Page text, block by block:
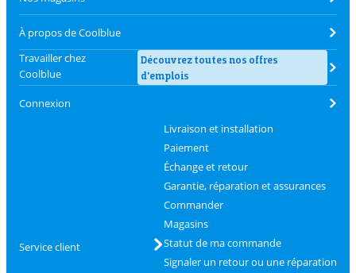
À propos de Coolblue
Travailler chez
Coolblue
Découvrez toutes nos offres
d'emplois
Connexion
Service client
Livraison et installation
Paiement
Échange et retour
Garantie, réparation et assurances
Commander
Magasins
Statut de ma commande
Signaler un retour ou une réparation